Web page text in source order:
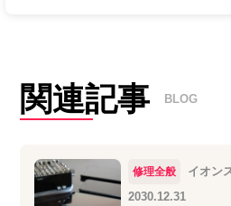
関連記事 BLOG
修理全般
イオン
2030.12.31